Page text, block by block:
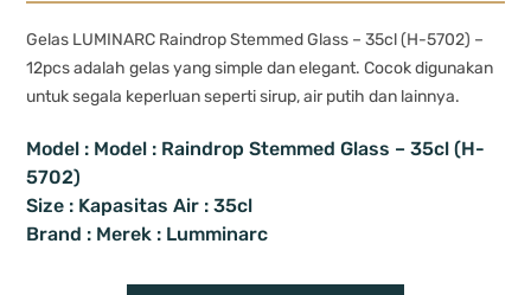
Gelas LUMINARC Raindrop Stemmed Glass – 35cl (H-5702) –
12pcs adalah gelas yang simple dan elegant. Cocok digunakan
untuk segala keperluan seperti sirup, air putih dan lainnya.
Model : Model : Raindrop Stemmed Glass – 35cl (H-
5702)
Size : Kapasitas Air : 35cl
Brand : Merek : Lumminarc